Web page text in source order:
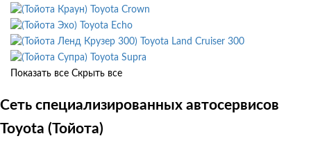
Toyota Crown
Toyota Echo
Toyota Land Cruiser 300
Toyota Supra
Показать все Скрыть все
Сеть специализированных автосервисов
Toyota (Тойота)